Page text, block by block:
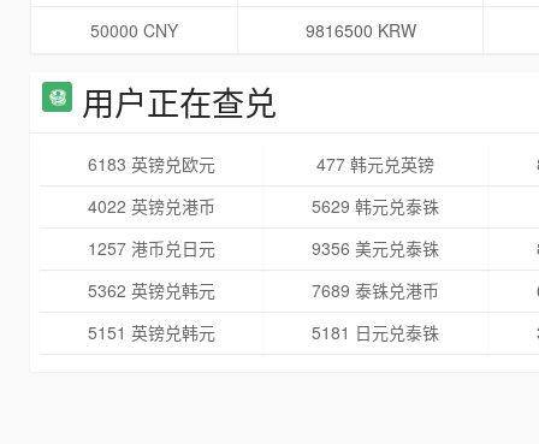
50000 CNY
9816500 KRW
用户正在查兑
6183 英镑兑欧元 477 韩元兑英镑
4022 英镑兑港币
5629 韩元兑泰铢
1257 港币兑日元
9356 美元兑泰铢
5362 英镑兑韩元
7689 泰铢兑港币
5151 英镑兑韩元
5181 日元兑泰铢